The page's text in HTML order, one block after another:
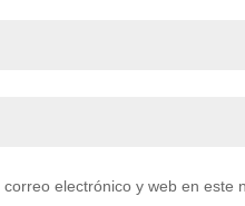
electrónico y web en este